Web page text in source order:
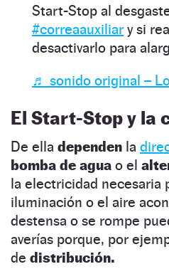
Start-Stop al
#correaauxiliar y si
desactivarlo para
♬ sonido original –
El Start-Stop y la
De ella dependen la
bomba de agua o el
la electricidad necesaria
iluminación o el aire
destensa o se rompe
averías porque, por
de distribución.